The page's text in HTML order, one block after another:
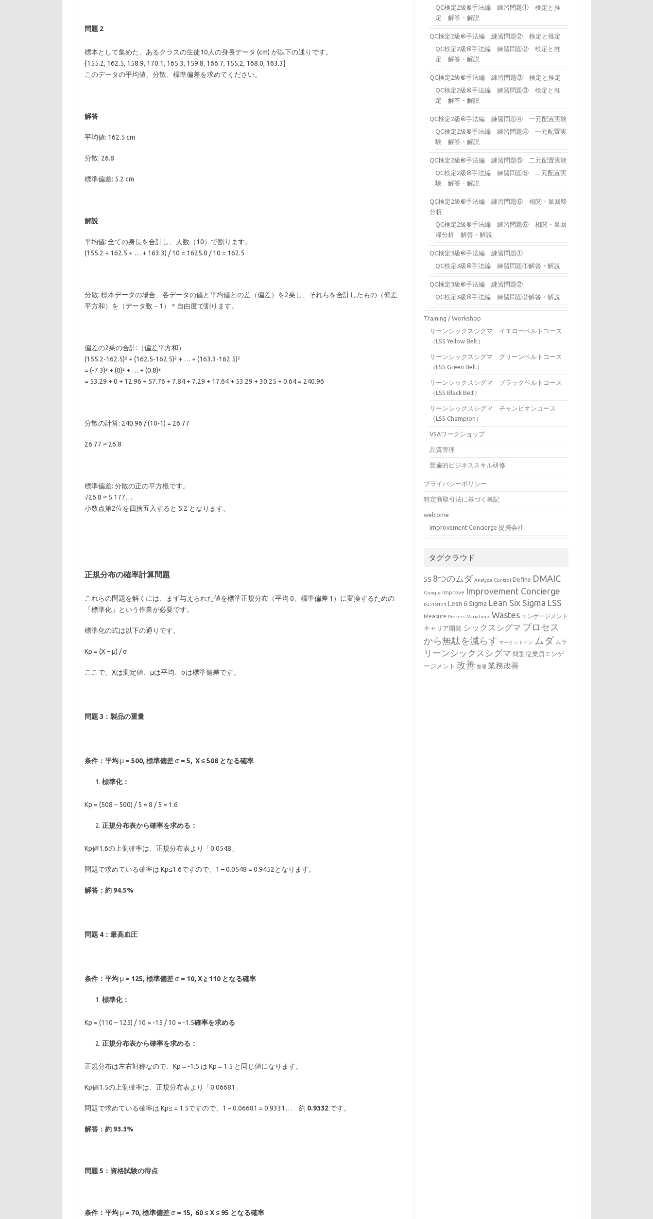
問題 2
標本として集めた、あるクラスの生徒10人の身長データ (cm) が以下の通りです。
{155.2, 162.5, 158.9, 170.1, 165.3, 159.8, 166.7, 155.2, 168.0, 163.3}
このデータの平均値、分散、標準偏差を求めてください。
解答
平均値: 162.5 cm
分散: 26.8
標準偏差: 5.2 cm
解説
平均値: 全ての身長を合計し、人数（10）で割ります。
(155.2 + 162.5 + … + 163.3) / 10 = 1625.0 / 10 = 162.5
分散: 標本データの場合、各データの値と平均値との差（偏差）を2乗し、それらを合計したもの（偏差
平方和）を（データ数－1）＊自由度で割ります。
偏差の2乗の合計:（偏差平方和）
(155.2-162.5)² + (162.5-162.5)² + … + (163.3-162.5)²
= (-7.3)² + (0)² + … + (0.8)²
= 53.29 + 0 + 12.96 + 57.76 + 7.84 + 7.29 + 17.64 + 53.29 + 30.25 + 0.64 = 240.96
分散の計算: 240.96 / (10-1) = 26.77
26.77 ≈ 26.8
標準偏差: 分散の正の平方根です。
√26.8 ≈ 5.177…
小数点第2位を四捨五入すると 5.2 となります。
正規分布の確率計算問題
これらの問題を解くには、まず与えられた値を標準正規分布（平均 0、標準偏差 1）に変換するための
「標準化」という作業が必要です。
標準化の式は以下の通りです。
Kp = (X – μ) / σ
ここで、Xは測定値、μは平均、σは標準偏差です。
問題 3：製品の重量
条件：平均μ = 500, 標準偏差σ= 5, X≤508 となる確率
標準化：
Kp = (508 – 500) / 5 = 8 / 5 = 1.6
正規分布表から確率を求める：
Kp値1.6の上側確率は、正規分布表より「0.0548」
問題で求めている確率は Kp≤1.6ですので、1 – 0.0548 = 0.9452となります。
解答：約 94.5%
問題 4：最高血圧
条件：平均μ = 125, 標準偏差σ= 10, X≧ 110 となる確率
標準化：
Kp = (110 – 125) / 10 = -15 / 10 = -1.5確率を求める
正規分布表から確率を求める：
正規分布は左右対称なので、Kp＝-1.5 は Kp＝1.5 と同じ値になります。
Kp値1.5の上側確率は、正規分布表より「0.06681」
問題で求めている確率は Kp≤ = 1.5ですので、1 – 0.06681 = 0.9331… 約 0.9332です。
解答：約 93.3%
問題 5：資格試験の得点
条件：平均μ = 70, 標準偏差σ= 15, 60≤X≤95 となる確率
QC検定2級®手法編 練習問題① 検定と推
定 解答・解説
QC検定2級®手法編 練習問題② 検定と推定
QC検定2級®手法編 練習問題② 検定と推
定 解答・解説
QC検定2級®手法編 練習問題③ 検定と推定
QC検定2級®手法編 練習問題③ 検定と推
定 解答・解説
QC検定2級®手法編 練習問題④ 一元配置実験
QC検定2級®手法編 練習問題④ 一元配置実
験 解答・解説
QC検定2級®手法編 練習問題⑤ 二元配置実験
QC検定2級®手法編 練習問題⑤ 二元配置実
験 解答・解説
QC検定2級®手法編 練習問題⑥ 相関・単回帰
分析
QC検定2級®手法編 練習問題⑥ 相関・単回
帰分析 解答・解説
QC検定3級®手法編 練習問題①
QC検定3級®手法編 練習問題①解答・解説
QC検定3級®手法編 練習問題②
QC検定3級®手法編 練習問題②解答・解説
Training / Workshop
リーンシックスシグマ イエローベルトコース
（LSS Yellow Belt）
リーンシックスシグマ グリーンベルトコース
（LSS Green Belt）
リーンシックスシグマ ブラックベルトコース
（LSS Black Belt）
リーンシックスシグマ チャンピオンコース
（LSS Champion）
VSAワークショップ
品質管理
普遍的ビジネススキル研修
プライバシーポリシー
特定商取引法に基づく表記
welcome
Improvement Concierge 提携会社
タグクラウド
5S 8つのムダ Analyze Control Define DMAIC
Google Improve Improvement Concierge
ISO18404 Lean 6 Sigma Lean Six Sigma LSS
Measure Process Variations Wastes エンゲージメント
キャリア開発 シックスシグマ プロセス
から無駄を減らす マーケットイン ムダ ムラ
リーンシックスシグマ 問題 従業員エンゲ
ージメント 改善 整理 業務改善